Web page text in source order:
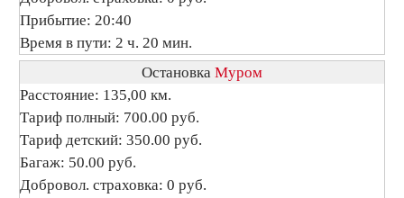
Прибытие: 20:40
Время в пути: 2 ч. 20 мин.
Остановка Муром
Расстояние: 135,00 км.
Тариф полный: 700.00 руб.
Тариф детский: 350.00 руб.
Багаж: 50.00 руб.
Добровол. страховка: 0 руб.